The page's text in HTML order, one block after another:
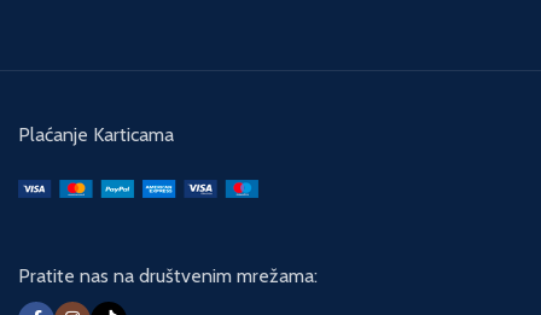
Plaćanje Karticama
Pratite nas na društvenim mrežama: